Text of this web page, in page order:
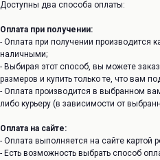
Доступны два способа оплаты:
Оплата при получении:
- Оплата при получении производится
наличными;
- Выбирая этот способ, вы можете
размеров и купить только те, что вам
- Оплата производится в выбранном
либо курьеру (в зависимости от
Оплата на сайте:
- Оплата выполняется на сайте картой
- Есть возможность выбрать способ